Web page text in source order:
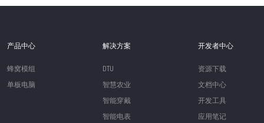
产品中心
蜂窝模组
单板电脑
解决方案
DTU
智慧农业
智能穿戴
智能电表
开发者中心
资源下载
文档中心
开发工具
应用笔记